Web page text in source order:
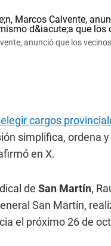
anunció que los
cargos
simplifica, ordena
en X.
de San Martín,
San Martín,
el próximo 26 de